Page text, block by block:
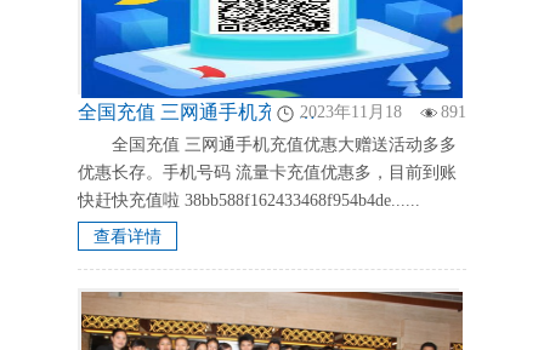
全国充值 三网通手机充值优惠大赠送活动多多优惠长存。手机号码 流量卡充值优惠多多，目前到账快赶快充值啦 38bb588f162433468f954b4defb43e9.jpg 嘉成商务， 全国充值 三网通手机充值优惠大赠送活动多多优惠长存扫描充值，手机号码 流量卡充值优惠多多。目前到账快赶快充值啦
2023年11月18
891
全国充值 三网通手机充值优惠大赠送活动多多
优惠长存。手机号码 流量卡充值优惠多，目前到账
快赶快充值啦 38bb588f162433468f954b4de......
查看详情